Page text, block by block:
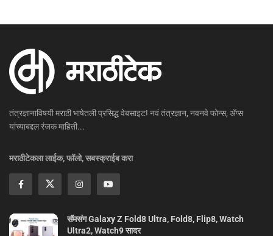
तंत्रज्ञानाविषयी मराठी भाषेतली प्रसिद्ध वेबसाइट! नवं तंत्रज्ञान, नवनवे फोन्स, ॲप्स
यांच्याबद्दल रंजक माहिती...
मराठीटेकला लाईक, फॉलो, सबस्क्राईब करा
सॅमसंग Galaxy Z Fold8 Ultra, Fold8, Flip8, Watch
Ultra2, Watch9 सादर